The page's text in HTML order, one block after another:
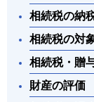
相続税の納
相続税の対
相続税・贈
財産の評価